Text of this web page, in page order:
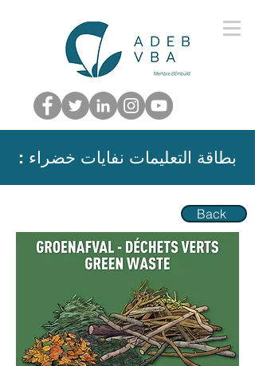
: بطاقة التعليمات نفايات خضراء
Back